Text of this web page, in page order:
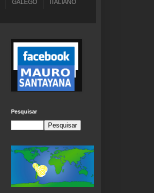
GALEGO ITALIANO
Pesquisar